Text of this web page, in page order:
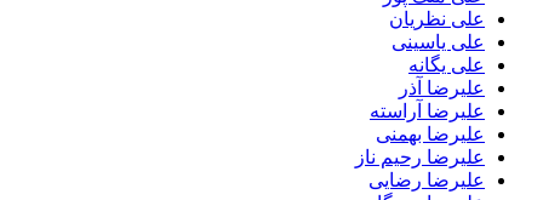
علی نظریان
علی یاسینی
علی یگانه
علیرضا آذر
علیرضا آراسته
علیرضا بهمنی
علیرضا رحیم ناز
علیرضا رضایی